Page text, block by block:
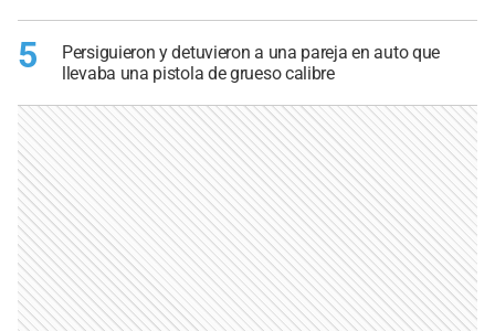
5
Persiguieron y detuvieron a una pareja en auto que
llevaba una pistola de grueso calibre